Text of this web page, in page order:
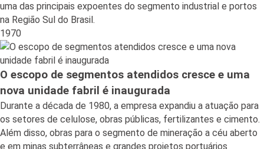
uma das principais expoentes do segmento industrial e portos
na Região Sul do Brasil.
1970
O escopo de segmentos atendidos cresce e uma
nova unidade fabril é inaugurada
Durante a década de 1980, a empresa expandiu a atuação para
os setores de celulose, obras públicas, fertilizantes e cimento.
Além disso, obras para o segmento de mineração a céu aberto
e em minas subterrâneas e grandes projetos portuários